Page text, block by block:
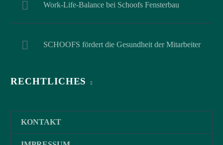
Work-Life-Balance bei Schoofs Fensterbau
SCHOOFS fördert die Gesundheit der Mitarbeiter
RECHTLICHES
KONTAKT